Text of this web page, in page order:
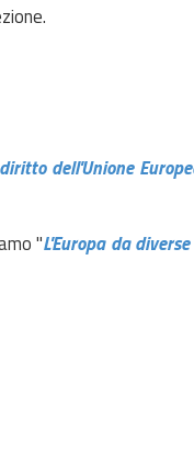
dell'Unione
"L'Europa da